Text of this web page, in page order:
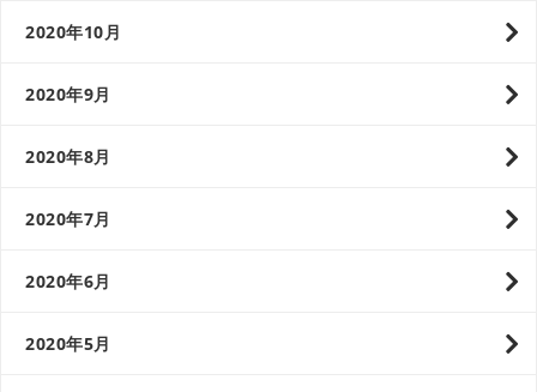
2020年10月
2020年9月
2020年8月
2020年7月
2020年6月
2020年5月